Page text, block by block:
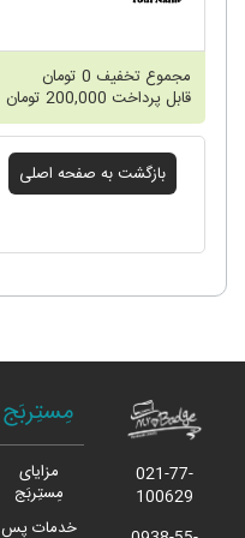
مجموع تخفیف 0 تومان
قابل پرداخت 200,000 تومان
021-77-
100629
مِستِربَج
مزایای
مِستِربَج
خدمات پس